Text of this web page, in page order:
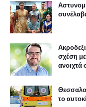
σχέση
ανοιχτά
το